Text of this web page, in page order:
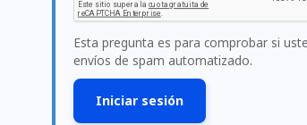
Esta pregunta es para comprobar si
envíos de spam automatizado.